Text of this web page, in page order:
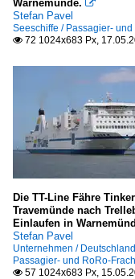
Seehäfen
Deutschland
Bremerhaven
Lübeck und
Rostock-
Färöer
Tósrshavn
Finnland
Warnemünde. 
Stefan Pavel
Seeschiffe / Passagier-
 72 1024x683 Px,
Die TT-Line Fähre
Travemünde nach
Einlaufen in
Stefan Pavel
Unternehmen /
Passagier- und RoRo-
 57 1024x683 Px,